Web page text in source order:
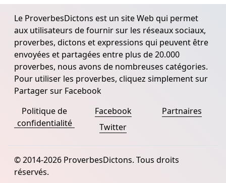
Le ProverbesDictons est un site Web qui permet
aux utilisateurs de fournir sur les réseaux sociaux,
proverbes, dictons et expressions qui peuvent être
envoyées et partagées entre plus de 20.000
proverbes, nous avons de nombreuses catégories.
Pour utiliser les proverbes, cliquez simplement sur
Partager sur Facebook
Politique de
confidentialité
Facebook
Twitter
Partnaires
© 2014-2026 ProverbesDictons. Tous droits
réservés.